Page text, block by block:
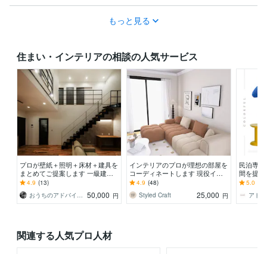
もっと見る
住まい・インテリアの相談の人気サービス
プロが壁紙＋照明＋床材＋建具を
まとめてご提案します 一級建築
士が床材・壁紙・建具・照明選び
を品番・価格つきで提案
4.9 (13)
50,000 円
インテリアのプロが理想の部屋を
コーディネートします 現役イン
テリアコーディネーターが3Dパ
ース付きで提案します
4.9 (48)
Styled Craft
25,000 円
民泊専
間を提
P！民泊
5.0
関連する人気プロ人材